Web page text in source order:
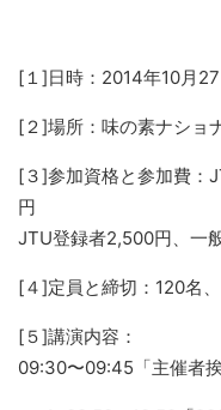
[１]日時：2014年10月
[２]場所：味の素ナショ
[３]参加資格と参加費：
円
JTU登録者2,500円、一
[４]定員と締切：120名
[５]講演内容：
09:30〜09:45「主催者